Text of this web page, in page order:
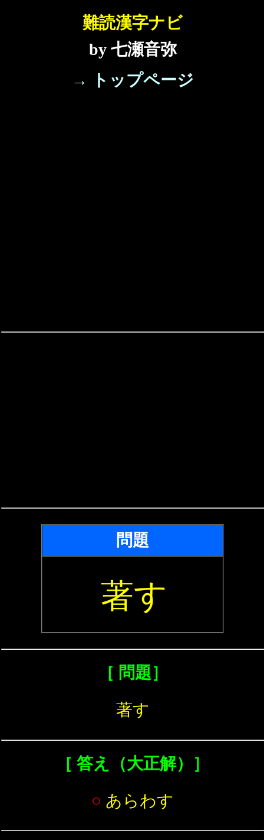
難読漢字ナビ
by 七瀬音弥
→ トップページ
問題
著す
［ 問題］
著す
［ 答え（大正解）］
○ あらわす